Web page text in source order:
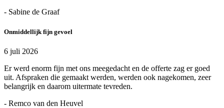
- Sabine de Graaf
Onmiddellijk fijn gevoel
6 juli 2026
Er werd enorm fijn met ons meegedacht en de offerte zag er goed
uit. Afspraken die gemaakt werden, werden ook nagekomen, zeer
belangrijk en daarom uitermate tevreden.
- Remco van den Heuvel